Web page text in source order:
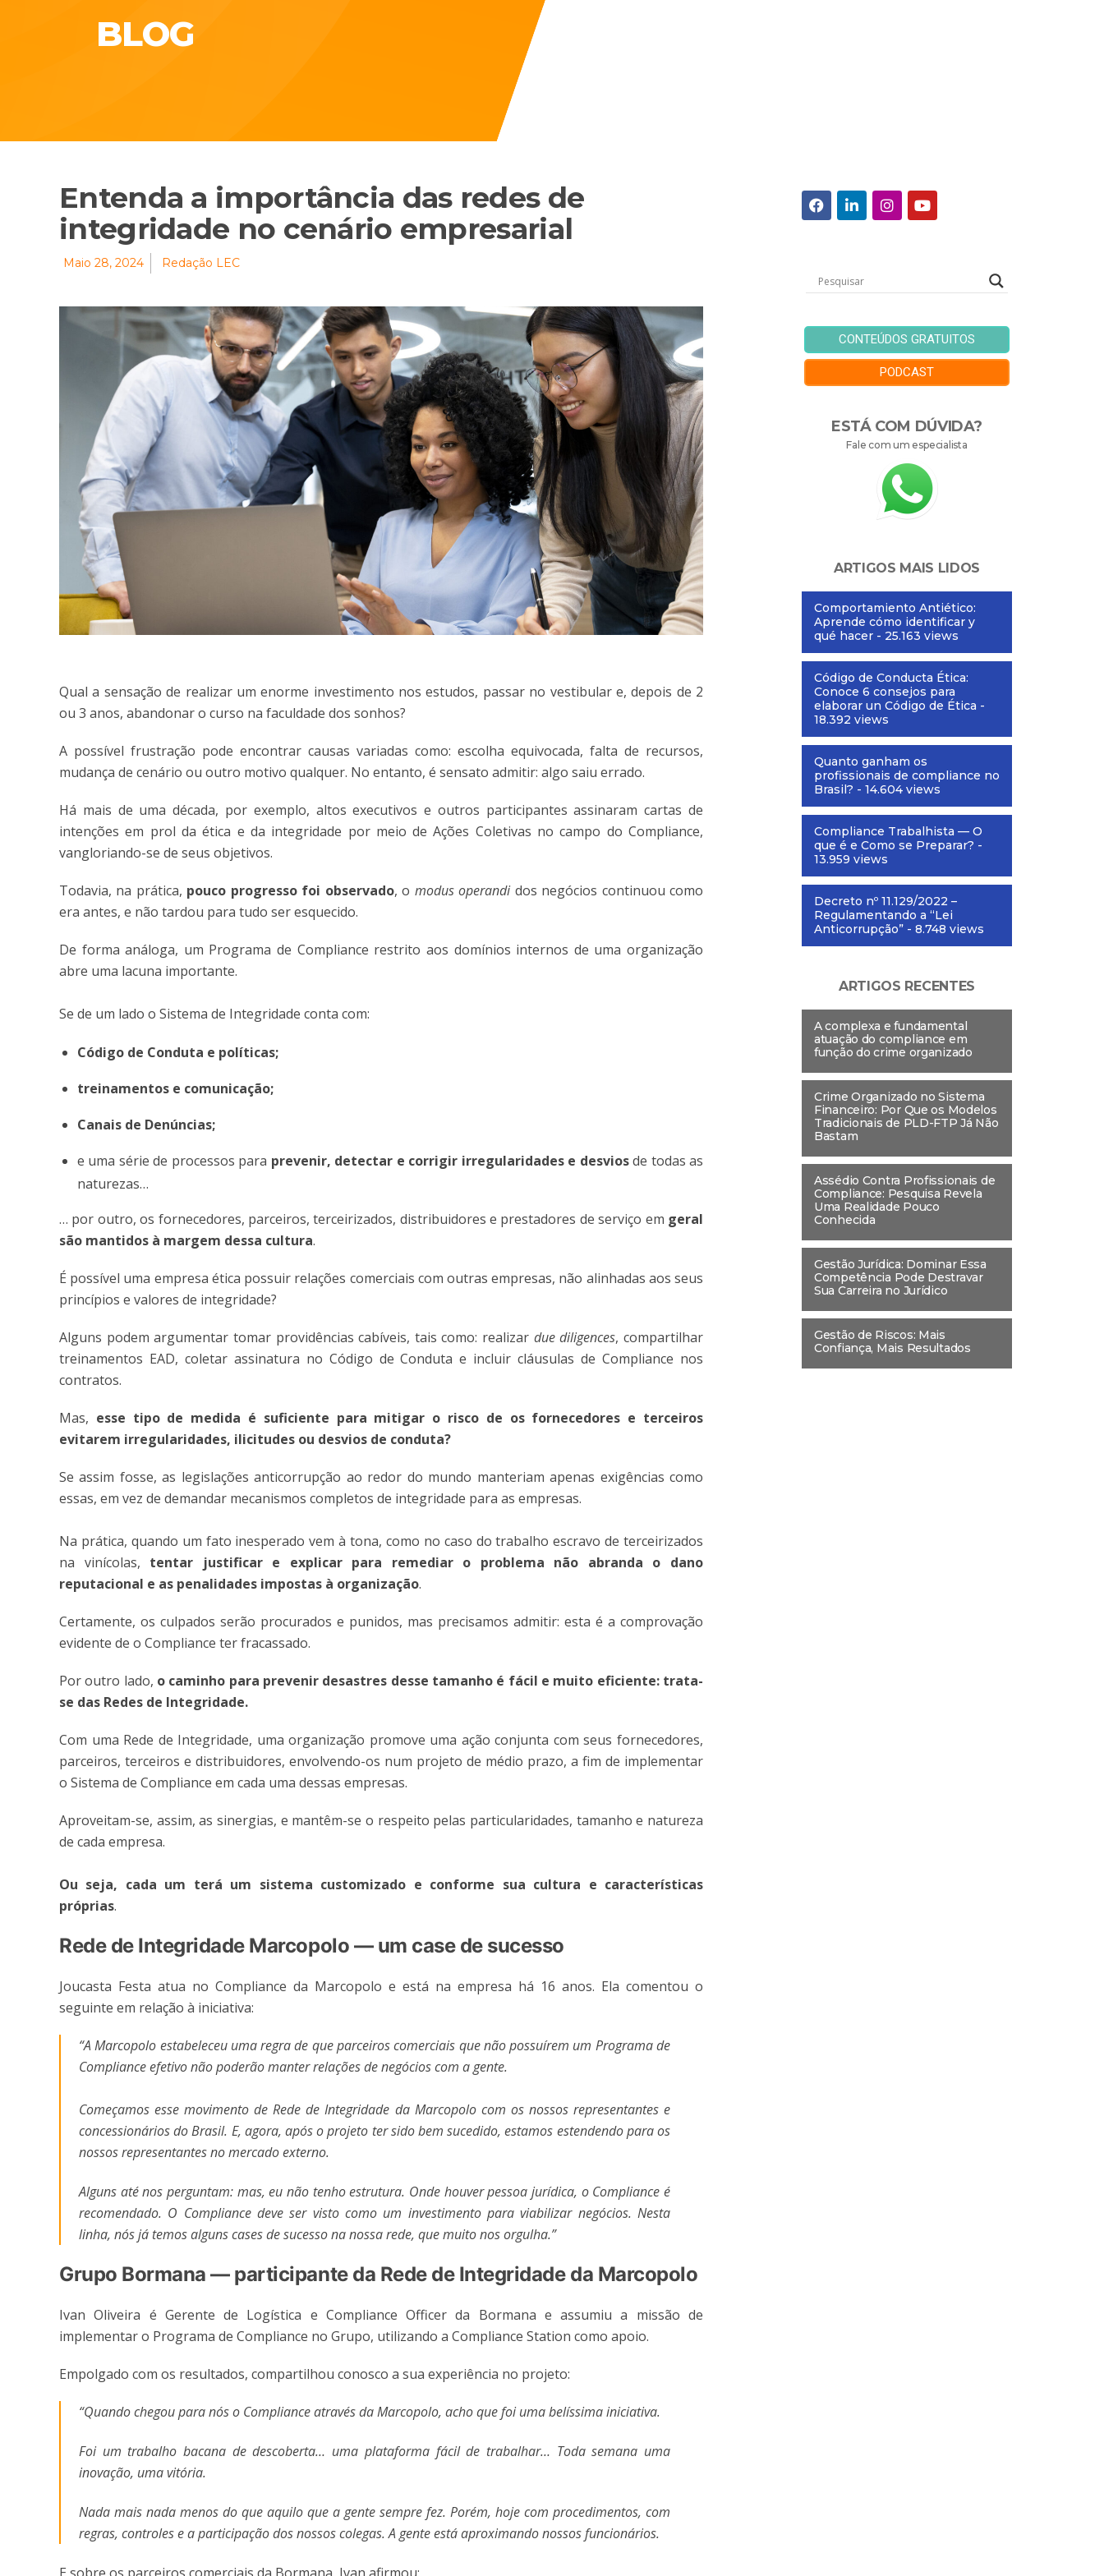
BLOG
Entenda a importância das redes de
integridade no cenário empresarial
Maio 28, 2024 Redação LEC
Qual a sensação de realizar um enorme investimento nos estudos, passar no vestibular e, depois de 2
ou 3 anos, abandonar o curso na faculdade dos sonhos?
A possível frustração pode encontrar causas variadas como: escolha equivocada, falta de recursos,
mudança de cenário ou outro motivo qualquer. No entanto, é sensato admitir: algo saiu errado.
Há mais de uma década, por exemplo, altos executivos e outros participantes assinaram cartas de
intenções em prol da ética e da integridade por meio de Ações Coletivas no campo do Compliance,
vangloriando-se de seus objetivos.
Todavia, na prática, pouco progresso foi observado, o modus operandidos negócios continuou como
era antes, e não tardou para tudo ser esquecido.
De forma análoga, um Programa de Compliance restrito aos domínios internos de uma organização
abre uma lacuna importante.
Se de um lado o Sistema de Integridade conta com:
Código de Conduta e políticas;
treinamentos e comunicação;
Canais de Denúncias;
e uma série de processos para prevenir, detectar e corrigir irregularidades e desviosde todas as
naturezas…
… por outro, os fornecedores, parceiros, terceirizados, distribuidores e prestadores de serviço em geral
são mantidos à margem dessa cultura.
É possível uma empresa ética possuir relações comerciais com outras empresas, não alinhadas aos seus
princípios e valores de integridade?
Alguns podem argumentar tomar providências cabíveis, tais como: realizar due diligences, compartilhar
treinamentos EAD, coletar assinatura no Código de Conduta e incluir cláusulas de Compliance nos
contratos.
Mas, esse tipo de medida é suficiente para mitigar o risco de os fornecedores e terceiros
evitarem irregularidades, ilicitudes ou desvios de conduta?
Se assim fosse, as legislações anticorrupção ao redor do mundo manteriam apenas exigências como
essas, em vez de demandar mecanismos completos de integridade para as empresas.
Na prática, quando um fato inesperado vem à tona, como no caso do trabalho escravo de terceirizados
na vinícolas, tentar justificar e explicar para remediar o problema não abranda o dano
reputacional e as penalidades impostas à organização.
Certamente, os culpados serão procurados e punidos, mas precisamos admitir: esta é a comprovação
evidente de o Compliance ter fracassado.
Por outro lado, o caminho para prevenir desastres desse tamanho é fácil e muito eficiente: trata-
se das Redes de Integridade.
Com uma Rede de Integridade, uma organização promove uma ação conjunta com seus fornecedores,
parceiros, terceiros e distribuidores, envolvendo-os num projeto de médio prazo, a fim de implementar
o Sistema de Compliance em cada uma dessas empresas.
Aproveitam-se, assim, as sinergias, e mantêm-se o respeito pelas particularidades, tamanho e natureza
de cada empresa.
Ou seja, cada um terá um sistema customizado e conforme sua cultura e características
próprias.
Rede de Integridade Marcopolo — um case de sucesso
Joucasta Festa atua no Compliance da Marcopolo e está na empresa há 16 anos. Ela comentou o
seguinte em relação à iniciativa:
“A Marcopolo estabeleceu uma regra de que parceiros comerciais que não possuírem um Programa de
Compliance efetivo não poderão manter relações de negócios com a gente.
Começamos esse movimento de Rede de Integridade da Marcopolo com os nossos representantes e
concessionários do Brasil. E, agora, após o projeto ter sido bem sucedido, estamos estendendo para os
nossos representantes no mercado externo.
Alguns até nos perguntam: mas, eu não tenho estrutura. Onde houver pessoa jurídica, o Compliance é
recomendado. O Compliance deve ser visto como um investimento para viabilizar negócios. Nesta
linha, nós já temos alguns cases de sucesso na nossa rede, que muito nos orgulha.”
Grupo Bormana — participante da Rede de Integridade da Marcopolo
Ivan Oliveira é Gerente de Logística e Compliance Officer da Bormana e assumiu a missão de
implementar o Programa de Compliance no Grupo, utilizando a Compliance Station como apoio.
Empolgado com os resultados, compartilhou conosco a sua experiência no projeto:
“Quando chegou para nós o Compliance através da Marcopolo, acho que foi uma belíssima iniciativa.
Foi um trabalho bacana de descoberta… uma plataforma fácil de trabalhar… Toda semana uma
inovação, uma vitória.
Nada mais nada menos do que aquilo que a gente sempre fez. Porém, hoje com procedimentos, com
regras, controles e a participação dos nossos colegas. A gente está aproximando nossos funcionários.
CONTEÚDOS GRATUITOS
PODCAST
ESTÁ COM DÚVIDA?
Fale com um especialista
ARTIGOS MAIS LIDOS
Comportamiento Antiético:
Aprende cómo identificar y
qué hacer - 25.163 views
Código de Conducta Ética:
Conoce 6 consejos para
elaborar un Código de Ética -
18.392 views
Quanto ganham os
profissionais de compliance no
Brasil? - 14.604 views
Compliance Trabalhista — O
que é e Como se Preparar? -
13.959 views
Decreto nº 11.129/2022 –
Regulamentando a “Lei
Anticorrupção” - 8.748 views
ARTIGOS RECENTES
A complexa e fundamental
atuação do compliance em
função do crime organizado
Crime Organizado no Sistema
Financeiro: Por Que os Modelos
Tradicionais de PLD-FTP Já Não
Bastam
Assédio Contra Profissionais de
Compliance: Pesquisa Revela
Uma Realidade Pouco
Conhecida
Gestão Jurídica: Dominar Essa
Competência Pode Destravar
Sua Carreira no Jurídico
Gestão de Riscos: Mais
Confiança, Mais Resultados